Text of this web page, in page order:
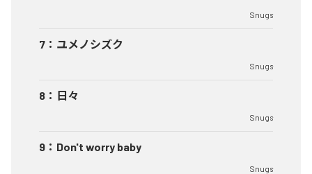
Snugs
7 ： ユメノシズク
Snugs
8 ： 日々
Snugs
9 ： Don't worry baby
Snugs